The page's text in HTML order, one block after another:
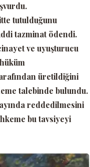
tutulduğunu
tazminat ödendi.
ve uyuşturucu
üretildiğini
talebinde bulundu.
reddedilmesini
bu tavsiyeyi